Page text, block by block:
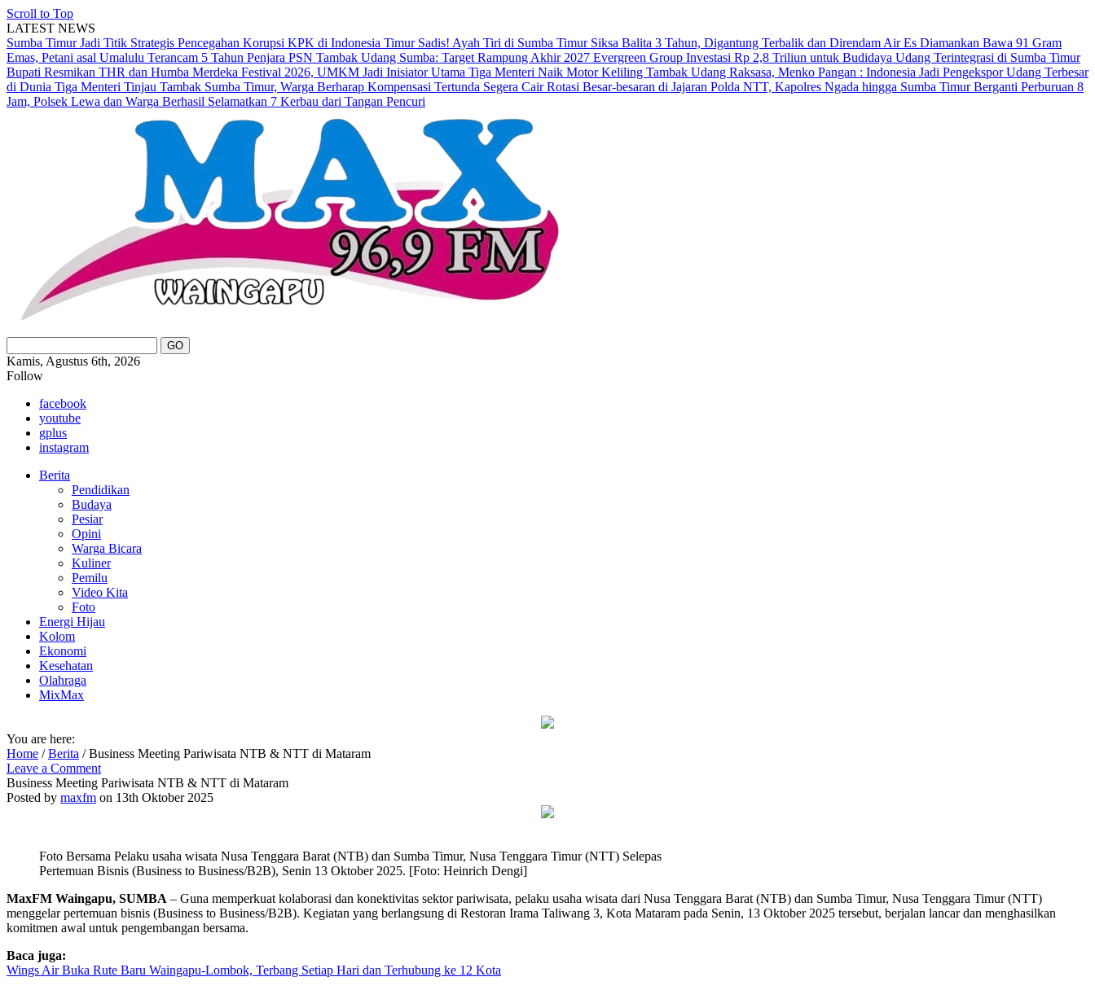
Scroll to Top
LATEST NEWS
Sumba Timur Jadi Titik Strategis Pencegahan Korupsi KPK di Indonesia Timur Sadis! Ayah Tiri di Sumba Timur Siksa Balita 3 Tahun, Digantung Terbalik dan Direndam Air Es Diamankan Bawa 91 Gram
Emas, Petani asal Umalulu Terancam 5 Tahun Penjara PSN Tambak Udang Sumba: Target Rampung Akhir 2027 Evergreen Group Investasi Rp 2,8 Triliun untuk Budidaya Udang Terintegrasi di Sumba Timur
Bupati Resmikan THR dan Humba Merdeka Festival 2026, UMKM Jadi Inisiator Utama Tiga Menteri Naik Motor Keliling Tambak Udang Raksasa, Menko Pangan : Indonesia Jadi Pengekspor Udang Terbesar
di Dunia Tiga Menteri Tinjau Tambak Sumba Timur, Warga Berharap Kompensasi Tertunda Segera CairRotasi Besar-besaran di Jajaran Polda NTT, Kapolres Ngada hingga Sumba Timur Berganti Perburuan 8
Jam, Polsek Lewa dan Warga Berhasil Selamatkan 7 Kerbau dari Tangan Pencuri
Kamis, Agustus 6th, 2026
Follow
facebook
youtube
gplus
instagram
Berita
Pendidikan
Budaya
Pesiar
Opini
Warga Bicara
Kuliner
Pemilu
Video Kita
Foto
Energi Hijau
Kolom
Ekonomi
Kesehatan
Olahraga
MixMax
You are here:
Home /Berita /Business Meeting Pariwisata NTB & NTT di Mataram
Leave a Comment
Business Meeting Pariwisata NTB & NTT di Mataram
Posted by maxfm on 13th Oktober 2025
Foto Bersama Pelaku usaha wisata Nusa Tenggara Barat (NTB) dan Sumba Timur, Nusa Tenggara Timur (NTT) Selepas
Pertemuan Bisnis (Business to Business/B2B), Senin 13 Oktober 2025. [Foto: Heinrich Dengi]
MaxFM Waingapu, SUMBA – Guna memperkuat kolaborasi dan konektivitas sektor pariwisata, pelaku usaha wisata dari Nusa Tenggara Barat (NTB) dan Sumba Timur, Nusa Tenggara Timur (NTT)
menggelar pertemuan bisnis (Business to Business/B2B). Kegiatan yang berlangsung di Restoran Irama Taliwang 3, Kota Mataram pada Senin, 13 Oktober 2025 tersebut, berjalan lancar dan menghasilkan
komitmen awal untuk pengembangan bersama.
Baca juga:
Wings Air Buka Rute Baru Waingapu-Lombok, Terbang Setiap Hari dan Terhubung ke 12 Kota